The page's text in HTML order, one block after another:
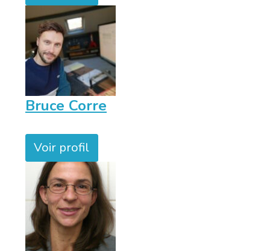
Bruce Corre
Voir profil